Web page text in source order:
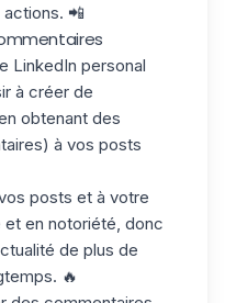
📲
LinkedIn personal
à créer de
obtenant des
) à vos posts
posts et à votre
en notoriété, donc
de plus de
🔥